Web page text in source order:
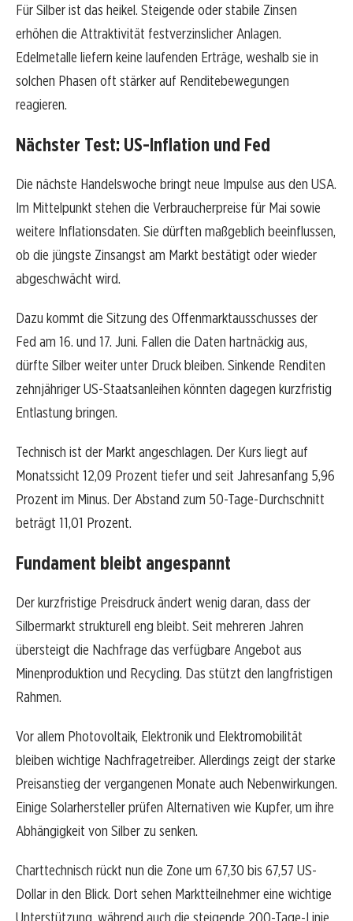
Für Silber ist das heikel. Steigende oder stabile Zinsen
erhöhen die Attraktivität festverzinslicher Anlagen.
Edelmetalle liefern keine laufenden Erträge, weshalb sie in
solchen Phasen oft stärker auf Renditebewegungen
reagieren.
Nächster Test: US-Inflation und Fed
Die nächste Handelswoche bringt neue Impulse aus den USA.
Im Mittelpunkt stehen die Verbraucherpreise für Mai sowie
weitere Inflationsdaten. Sie dürften maßgeblich beeinflussen,
ob die jüngste Zinsangst am Markt bestätigt oder wieder
abgeschwächt wird.
Dazu kommt die Sitzung des Offenmarktausschusses der
Fed am 16. und 17. Juni. Fallen die Daten hartnäckig aus,
dürfte Silber weiter unter Druck bleiben. Sinkende Renditen
zehnjähriger US-Staatsanleihen könnten dagegen kurzfristig
Entlastung bringen.
Technisch ist der Markt angeschlagen. Der Kurs liegt auf
Monatssicht 12,09 Prozent tiefer und seit Jahresanfang 5,96
Prozent im Minus. Der Abstand zum 50-Tage-Durchschnitt
beträgt 11,01 Prozent.
Fundament bleibt angespannt
Der kurzfristige Preisdruck ändert wenig daran, dass der
Silbermarkt strukturell eng bleibt. Seit mehreren Jahren
übersteigt die Nachfrage das verfügbare Angebot aus
Minenproduktion und Recycling. Das stützt den langfristigen
Rahmen.
Vor allem Photovoltaik, Elektronik und Elektromobilität
bleiben wichtige Nachfragetreiber. Allerdings zeigt der starke
Preisanstieg der vergangenen Monate auch Nebenwirkungen.
Einige Solarhersteller prüfen Alternativen wie Kupfer, um ihre
Abhängigkeit von Silber zu senken.
Charttechnisch rückt nun die Zone um 67,30 bis 67,57 US-
Dollar in den Blick. Dort sehen Marktteilnehmer eine wichtige